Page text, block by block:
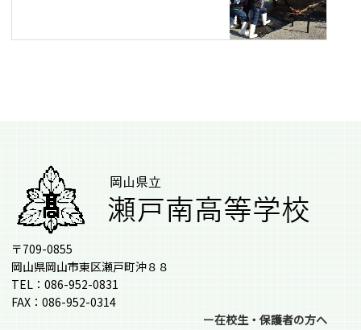
〒709-0855
岡山県岡山市東区瀬戸町沖８８
TEL：086-952-0831
FAX：086-952-0314
ー在校生・保護者の方へ